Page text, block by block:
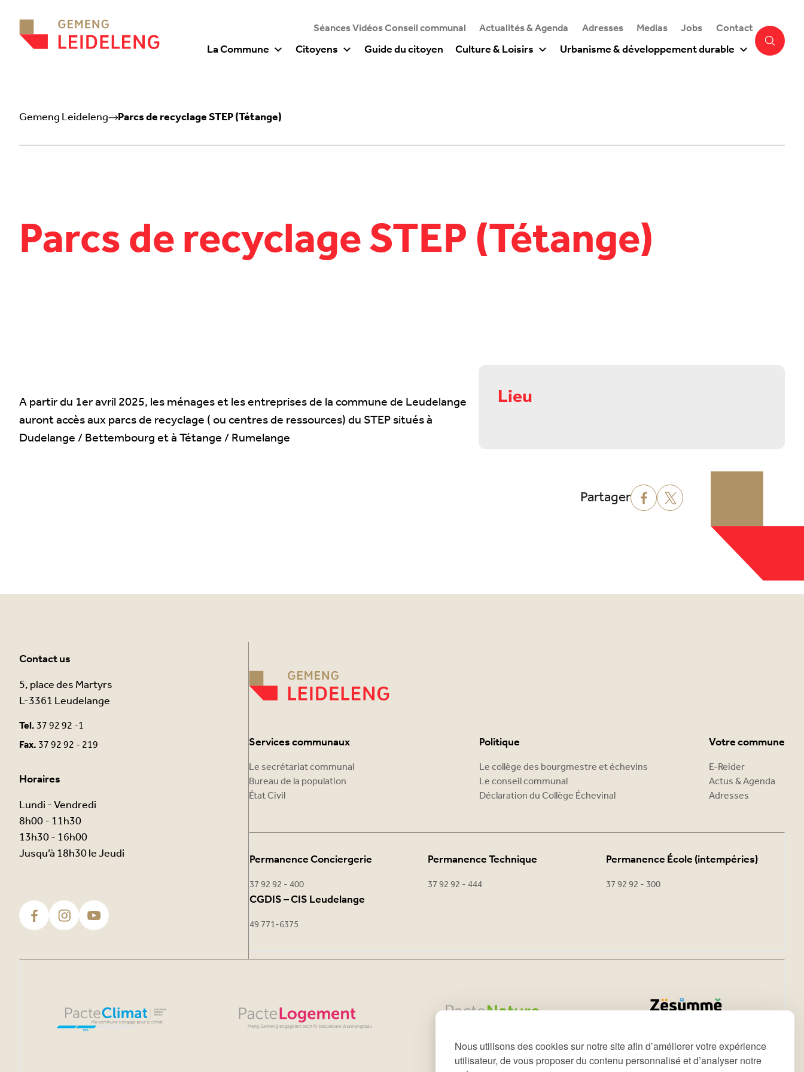
Nous utilisons des cookies sur notre site afin d’améliorer votre expérience
utilisateur, de vous proposer du contenu personnalisé et d’analyser notre
Séances Vidéos Conseil communal Actualités & Agenda Adresses Medias Jobs Contact
La Commune Citoyens Guide du citoyen Culture & Loisirs Urbanisme & développement durable
Gemeng Leideleng Parcs de recyclage STEP (Tétange)
Parcs de recyclage STEP (Tétange)
A partir du 1er avril 2025, les ménages et les entreprises de la commune de Leudelange
auront accès aux parcs de recyclage ( ou centres de ressources) du STEP situés à
Dudelange / Bettembourg et à Tétange / Rumelange
Lieu
Partager
Contact us
5, place des Martyrs
L-3361 Leudelange
Tel.37 92 92 -1
Fax.37 92 92 - 219
Horaires
Lundi - Vendredi
8h00 - 11h30
13h30 - 16h00
Jusqu’à 18h30 le Jeudi
Services communaux
Le secrétariat communal
Bureau de la population
État Civil
Politique
Le collège des bourgmestre et échevins
Le conseil communal
Déclaration du Collège Échevinal
Votre commune
E-Reider
Actus & Agenda
Adresses
Permanence Conciergerie
37 92 92 - 400
Permanence Technique
37 92 92 - 444
Permanence École (intempéries)
37 92 92 - 300
CGDIS – CIS Leudelange
49 771-6375